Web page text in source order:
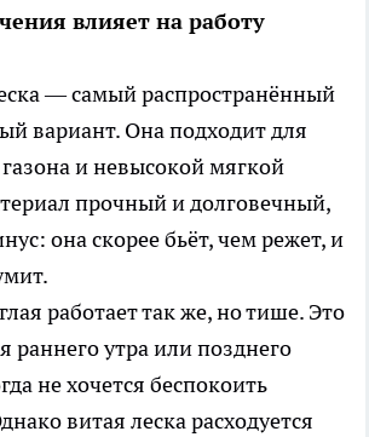
влияет на работу
— самый распространённый
вариант. Она подходит для
и невысокой мягкой
прочный и долговечный,
она скорее бьёт, чем режет, и
работает так же, но тише. Это
раннего утра или позднего
не хочется беспокоить
витая леска расходуется